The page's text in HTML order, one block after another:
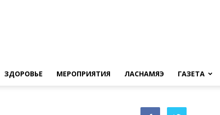
ЗДОРОВЬЕ МЕРОПРИЯТИЯ ЛАСНАМЯЭ ГАЗЕТА